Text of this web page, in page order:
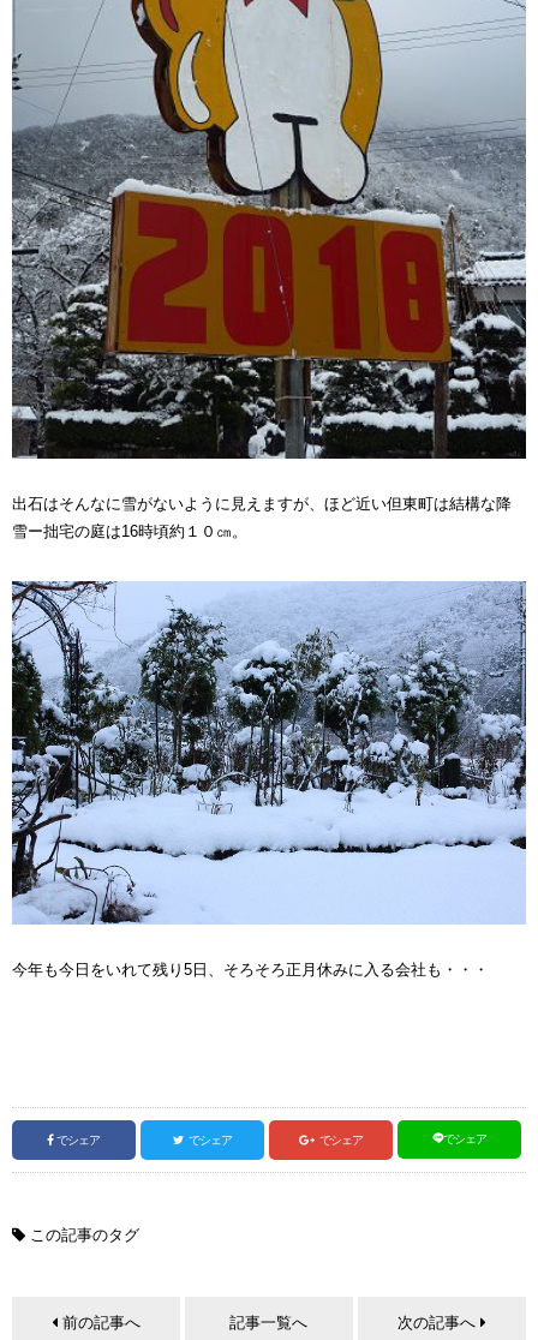
出石はそんなに雪がないように見えますが、ほど近い但東町は結構な降
雪ー拙宅の庭は16時頃約１０㎝。
今年も今日をいれて残り5日、そろそろ正月休みに入る会社も・・・
でシェア でシェア でシェア でシェア
この記事のタグ
前の記事へ 記事一覧へ 次の記事へ